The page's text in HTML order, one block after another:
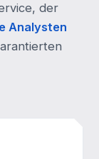
der
Analysten